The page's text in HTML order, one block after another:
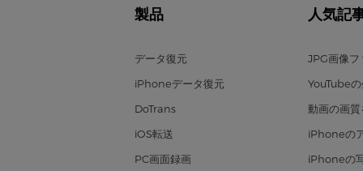
製品
データ復元
iPhoneデータ復元
DoTrans
iOS転送
PC画面録画
人気記
JPG画像フ
YouTube
動画の画
iPhoneの
iPhoneの